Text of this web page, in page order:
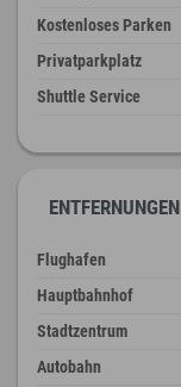
Kostenloses Parken
Privatparkplatz
Shuttle Service
ENTFERNUNGEN
Flughafen
Hauptbahnhof
Stadtzentrum
Autobahn